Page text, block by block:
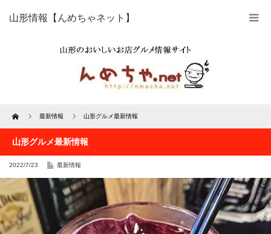
山形情報【んめちゃネット】
Home 最新情報 山形グルメ最新情報
山形グルメ最新情報
2022/7/23 最新情報